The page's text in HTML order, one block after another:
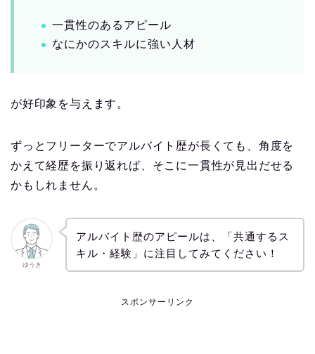
一貫性のあるアピール
なにかのスキルに強い人材
が好印象を与えます。
ずっとフリーターでアルバイト歴が長くても、角度を
かえて経歴を振り返れば、そこに一貫性が見出だせる
かもしれません。
ゆうき
アルバイト歴のアピールは、「共通するス
キル・経験」に注目してみてください！
スポンサーリンク